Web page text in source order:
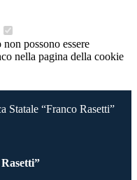
possono essere
nella pagina della cookie
Statale “Franco Rasetti”